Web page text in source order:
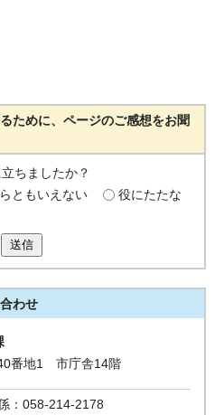
ために、ページのご感想をお聞
ちましたか？
ともいえない
役にたたな
送信
わせ
番地1 市庁舎14階
：058-214-2178